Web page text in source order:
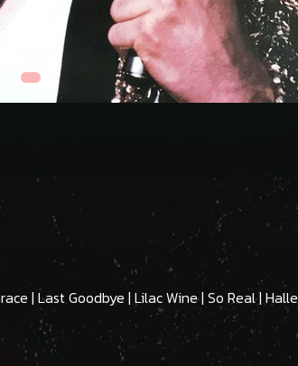
| Last Goodbye | Lilac Wine | So Real |